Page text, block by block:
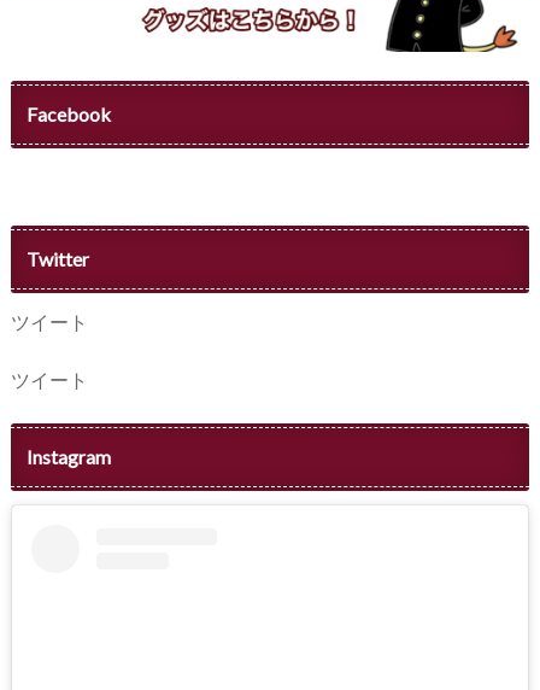
Facebook
Twitter
ツイート
ツイート
Instagram